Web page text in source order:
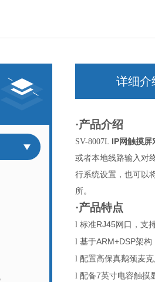
详细介
·产品介绍
SV-8007L IP网触摸屏
或者本地线路输入对
行系统设置，也可以
所。
·产品特点
l 标准RJ45 网口，支
l 基于ARM+DSP架构
l 配置高保真鹅颈麦
l 配备7英寸电容触摸